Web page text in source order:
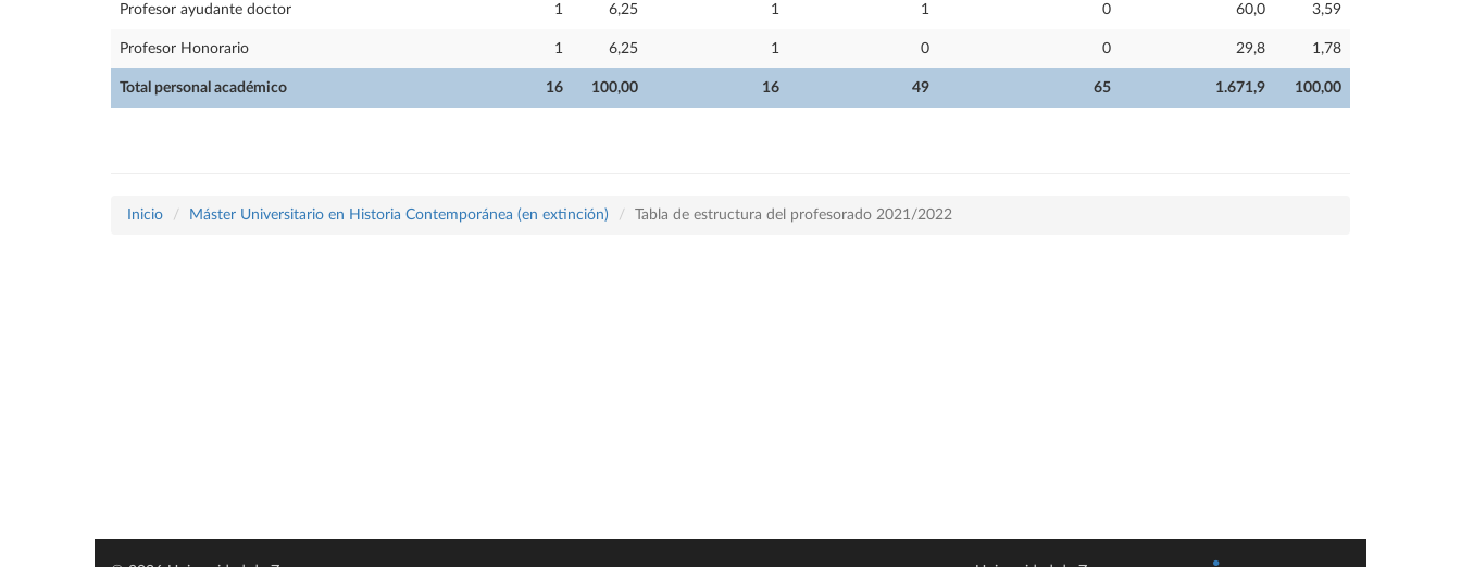
Total personal académico 16 100,00 16 49 65 1.671,9 100,00
Profesor ayudante doctor 1 6,25 1 1 0 60,0 3,59
Profesor Honorario 1 6,25 1 0 0 29,8 1,78
Inicio Máster Universitario en Historia Contemporánea (en extinción) Tabla de estructura del profesorado 2021/2022